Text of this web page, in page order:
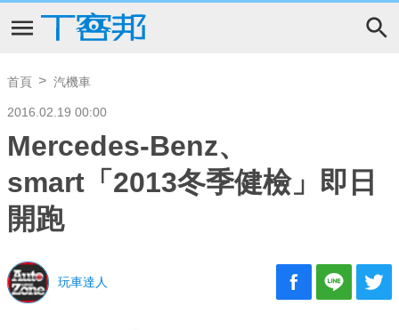
首頁 汽機車
2016.02.19 00:00
Mercedes-Benz、
smart「2013冬季健檢」即日
開跑
玩車達人